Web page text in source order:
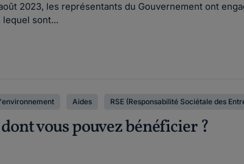
2023, les représentants du Gouvernement ont
sont...
Aides RSE (Responsabilité Sociétale des
vous pouvez bénéficier ?